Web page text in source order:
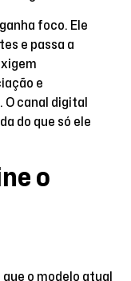
foco. Ele
e passa a
e
canal digital
do que só ele
o
o modelo atual